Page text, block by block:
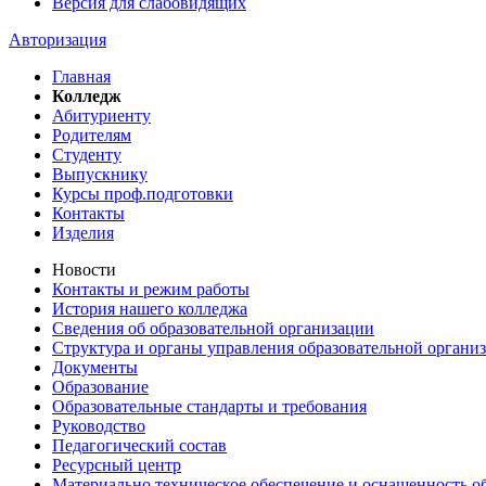
Авторизация
Главная
Колледж
Абитуриенту
Родителям
Студенту
Выпускнику
Курсы проф.подготовки
Контакты
Изделия
Новости
Контакты и режим работы
История нашего колледжа
Сведения об образовательной организации
Структура и органы управления образовательной
Документы
Образование
Образовательные стандарты и требования
Руководство
Педагогический состав
Ресурсный центр